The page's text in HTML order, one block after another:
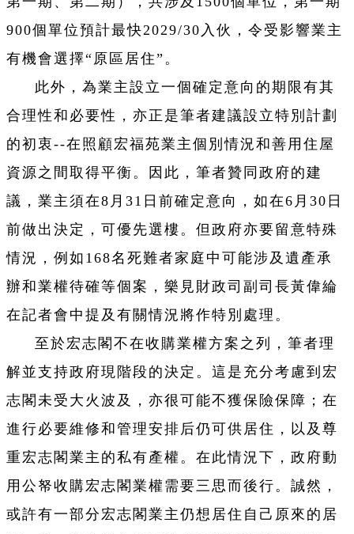
900個單位預計最快2029/30入伙，令受影響業主
有機會選擇“原區居住”。
此外，為業主設立一個確定意向的期限有其
合理性和必要性，亦正是筆者建議設立特別計劃
的初衷--在照顧宏福苑業主個別情況和善用住屋
資源之間取得平衡。因此，筆者贊同政府的建
議，業主須在8月31日前確定意向，如在6月30日
前做出決定，可優先選樓。但政府亦要留意特殊
情況，例如168名死難者家庭中可能涉及遺產承
辦和業權待確等個案，樂見財政司副司長黃偉綸
在記者會中提及有關情況將作特別處理。
至於宏志閣不在收購業權方案之列，筆者理
解並支持政府現階段的決定。這是充分考慮到宏
志閣未受大火波及，亦很可能不獲保險保障；在
進行必要維修和管理安排后仍可供居住，以及尊
重宏志閣業主的私有產權。在此情況下，政府動
用公帑收購宏志閣業權需要三思而後行。誠然，
或許有一部分宏志閣業主仍想居住自己原來的居